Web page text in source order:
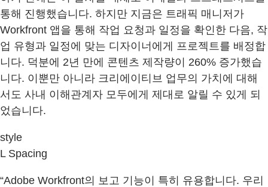
통해 진행했습니다. 하지만 지금은 트래픽 매니저가
Workfront 앱을 통해 작업 요청과 일정을 확인한 다음, 작
업 유형과 일정에 맞는 디자이너에게 프로젝트를 배정합
니다. 덕분에 2년 만에 콘텐츠 제작량이 260% 증가했습
니다. 이뿐만 아니라 크리에이티브 업무의 가치에 대해
서도 사내 이해관계자 모두에게 제대로 알릴 수 있게 되
었습니다.
style
L Spacing
“Adobe Workfront의 보고 기능이 특히 유용합니다. 우리